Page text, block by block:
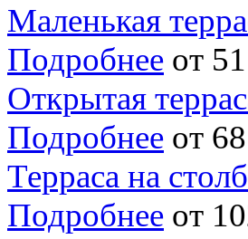
Маленькая
Подробнее от
Открытая
Подробнее от
Терраса на
Подробнее от